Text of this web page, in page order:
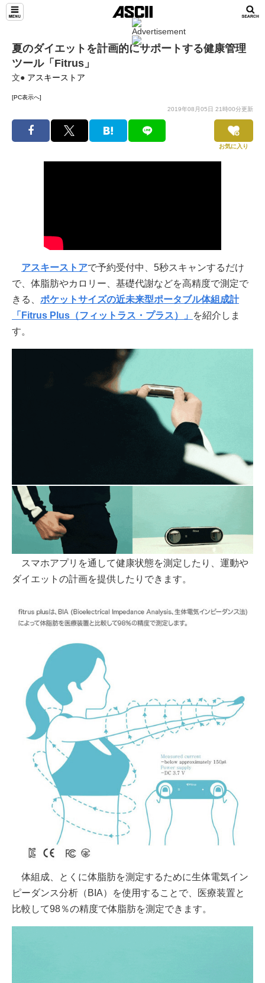
夏のダイエットを計画的にサポートする健康管理
ツール「Fitrus」
文● アスキーストア
[PC表示へ]
2019年08月05日 21時00分更新
お気に入り
アスキーストアで予約受付中、5秒スキャンするだけ
で、体脂肪やカロリー、基礎代謝などを高精度で測定で
きる、 ポケットサイズの近未来型ポータブル体組成計
「Fitrus Plus（フィットラス・プラス）」
を紹介しま
す。
スマホアプリを通して健康状態を測定したり、運動や
ダイエットの計画を提供したりできます。
体組成、とくに体脂肪を測定するために生体電気イン
ピーダンス分析（BIA）を使用することで、医療装置と
比較して98％の精度で体脂肪を測定できます。